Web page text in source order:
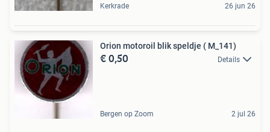
Kerkrade 26 jun 26
Orion motoroil blik speldje ( M_141)
€ 0,50 Details
Bergen op Zoom 2 jul 26